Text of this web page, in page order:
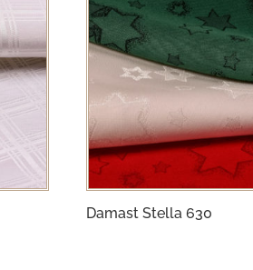
Damast Stella 630